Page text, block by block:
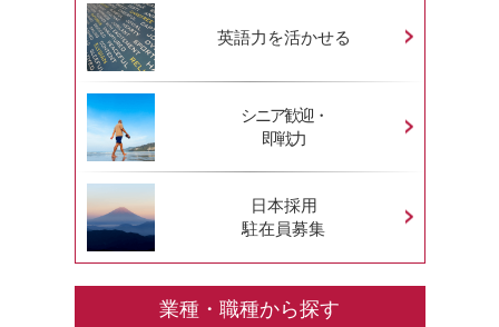
英語力を活かせる
シニア歓迎・
即戦力
日本採用
駐在員募集
業種・職種から探す